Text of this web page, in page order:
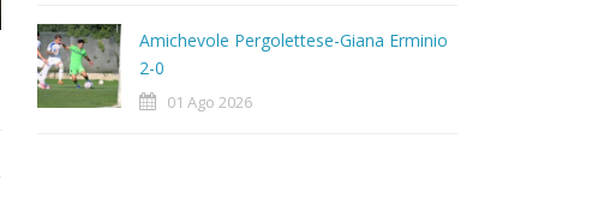
Amichevole Pergolettese-Giana Erminio
2-0
01 Ago 2026